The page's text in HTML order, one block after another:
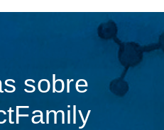
sobre